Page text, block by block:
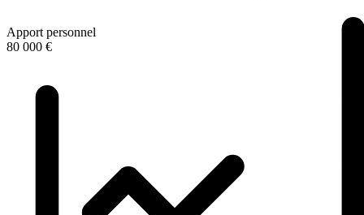
Apport personnel
80 000 €